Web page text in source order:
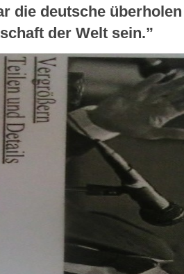
die deutsche
der Welt sein.”